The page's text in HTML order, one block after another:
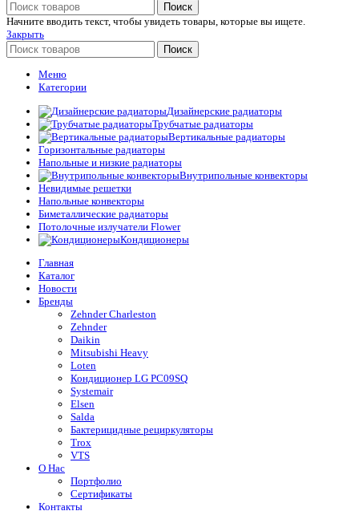
Поиск
Начните вводить текст, чтобы увидеть товары, которые вы ищете.
Закрыть
Поиск
Меню
Категории
Дизайнерские радиаторы
Трубчатые радиаторы
Вертикальные радиаторы
Горизонтальные радиаторы
Напольные и низкие радиаторы
Внутрипольные конвекторы
Невидимые решетки
Напольные конвекторы
Биметаллические радиаторы
Потолочные излучатели Flower
Кондиционеры
Главная
Каталог
Новости
Бренды
Zehnder Charleston
Zehnder
Daikin
Mitsubishi Heavy
Loten
Кондиционер LG PC09SQ
Systemair
Elsen
Salda
Бактерицидные рециркуляторы
Trox
VTS
О Нас
Портфолио
Сертификаты
Контакты